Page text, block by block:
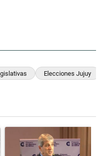
Elecciones Jujuy
"Las reservas del Banco